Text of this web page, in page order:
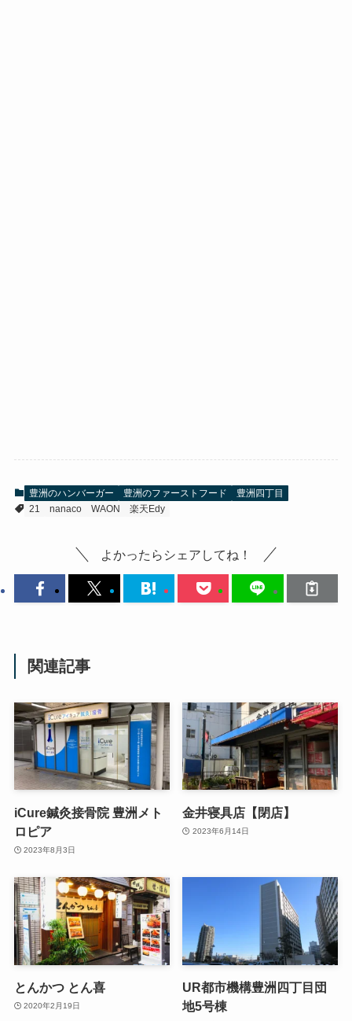
豊洲のハンバーガー 豊洲のファーストフード
豊洲四丁目
21
nanaco WAON 楽天Edy
よかったらシェアしてね！
関連記事
iCure鍼灸接骨院 豊洲メト
ロピア
2023年8月3日
金井寝具店【閉店】
2023年6月14日
とんかつ とん喜
2020年2月19日
UR都市機構豊洲四丁目団
地5号棟